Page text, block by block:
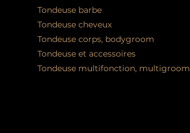
Tondeuse barbe
Tondeuse cheveux
Tondeuse corps, bodygroom
Tondeuse et accessoires
Tondeuse multifonction, multigroom